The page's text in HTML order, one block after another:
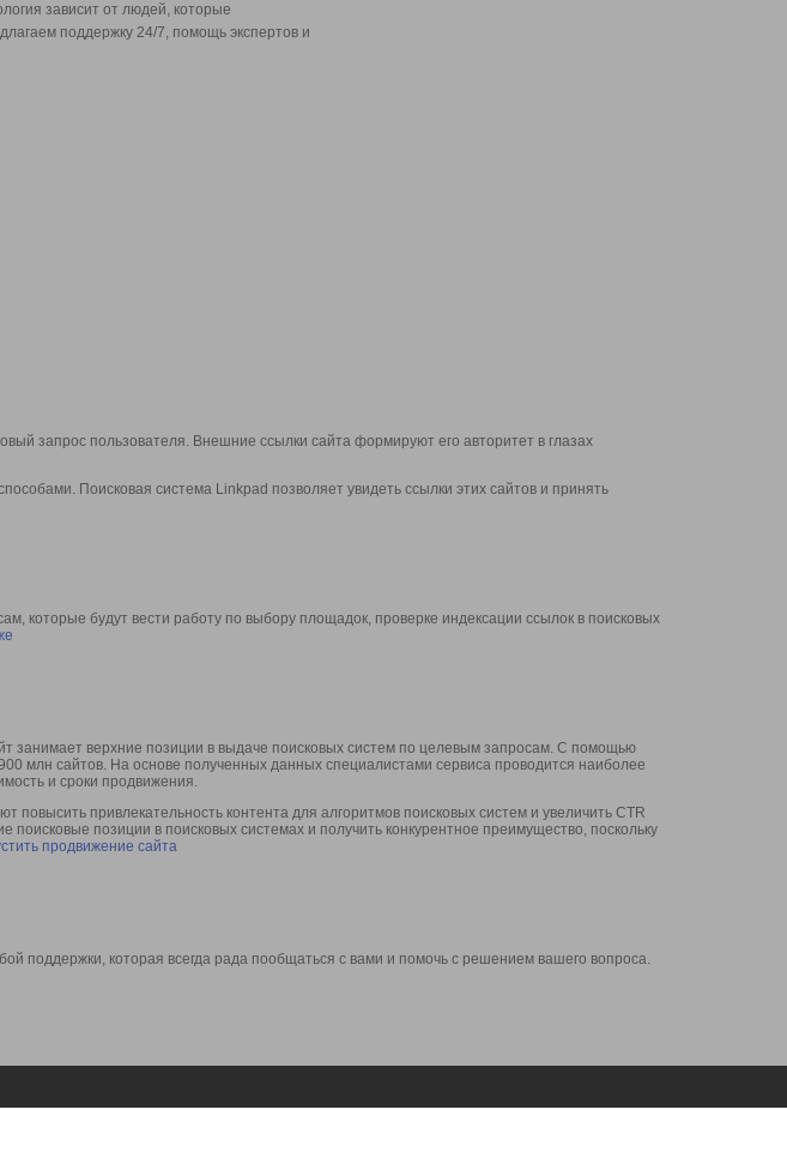
зависит от людей, которые
поддержку 24/7, помощь экспертов и
запрос пользователя. Внешние ссылки сайта формируют его авторитет в глазах
Поисковая система Linkpad позволяет увидеть ссылки этих сайтов и принять
которые будут вести работу по выбору площадок, проверке индексации ссылок в поисковых
занимает верхние позиции в выдаче поисковых систем по целевым запросам. С помощью
млн сайтов. На основе полученных данных специалистами сервиса проводится наиболее
и сроки продвижения.
привлекательность контента для алгоритмов поисковых систем и увеличить CTR
поисковые позиции в поисковых системах и получить конкурентное преимущество, поскольку
продвижение сайта
поддержки, которая всегда рада пообщаться с вами и помочь с решением вашего вопроса.